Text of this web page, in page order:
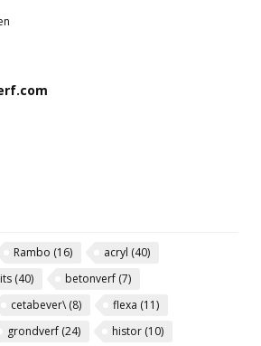
Rambo (16) acryl (40)
(40) betonverf (7)
cetabever\(8) flexa (11)
grondverf (24) histor (10)